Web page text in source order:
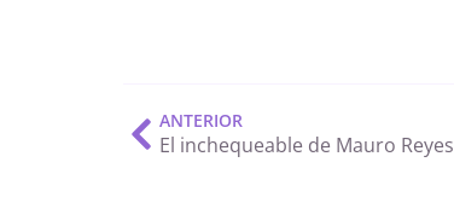
ANTERIOR
El inchequeable de Mauro Reyes